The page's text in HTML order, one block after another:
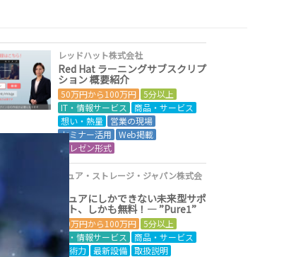
レッドハット株式会社
Red Hat ラーニングサブスクリプ
ション 概要紹介
50万円から100万円 5分以上
IT・情報サービス
商品・サービス
想い・熱量
営業の現場
セミナー活用
Web掲載
プレゼン形式
ピュア・ストレージ・ジャパン株式会
ピュアにしかできない未来型サポ
ート、しかも無料！― ”Pure1”
50万円から100万円 5分以上
IT・情報サービス
商品・サービス
技術力 最新設備 取扱説明